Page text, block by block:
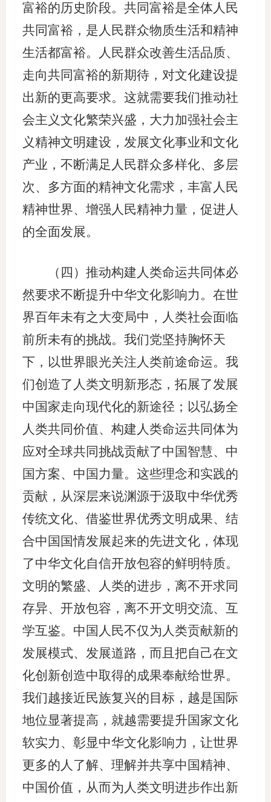
富裕的历史阶段。共同富裕是全体人民
共同富裕，是人民群众物质生活和精神
生活都富裕。人民群众改善生活品质、
走向共同富裕的新期待，对文化建设提
出新的更高要求。这就需要我们推动社
会主义文化繁荣兴盛，大力加强社会主
义精神文明建设，发展文化事业和文化
产业，不断满足人民群众多样化、多层
次、多方面的精神文化需求，丰富人民
精神世界、增强人民精神力量，促进人
的全面发展。
（四）推动构建人类命运共同体必
然要求不断提升中华文化影响力。在世
界百年未有之大变局中，人类社会面临
前所未有的挑战。我们党坚持胸怀天
下，以世界眼光关注人类前途命运。我
们创造了人类文明新形态，拓展了发展
中国家走向现代化的新途径；以弘扬全
人类共同价值、构建人类命运共同体为
应对全球共同挑战贡献了中国智慧、中
国方案、中国力量。这些理念和实践的
贡献，从深层来说渊源于汲取中华优秀
传统文化、借鉴世界优秀文明成果、结
合中国国情发展起来的先进文化，体现
了中华文化自信开放包容的鲜明特质。
文明的繁盛、人类的进步，离不开求同
存异、开放包容，离不开文明交流、互
学互鉴。中国人民不仅为人类贡献新的
发展模式、发展道路，而且把自己在文
化创新创造中取得的成果奉献给世界。
我们越接近民族复兴的目标，越是国际
地位显著提高，就越需要提升国家文化
软实力、彰显中华文化影响力，让世界
更多的人了解、理解并共享中国精神、
中国价值，从而为人类文明进步作出新